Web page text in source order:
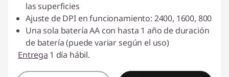
las superficies
Ajuste de DPI en funcionamiento: 2400, 1600, 800
Una sola batería AA con hasta 1 año de duración
de batería (puede variar según el uso)
Entrega 1 día hábil.